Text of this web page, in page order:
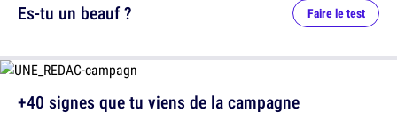
Es-tu un beauf ? Faire le test
+40 signes que tu viens de la campagne